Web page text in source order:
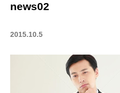
news02
2015.10.5